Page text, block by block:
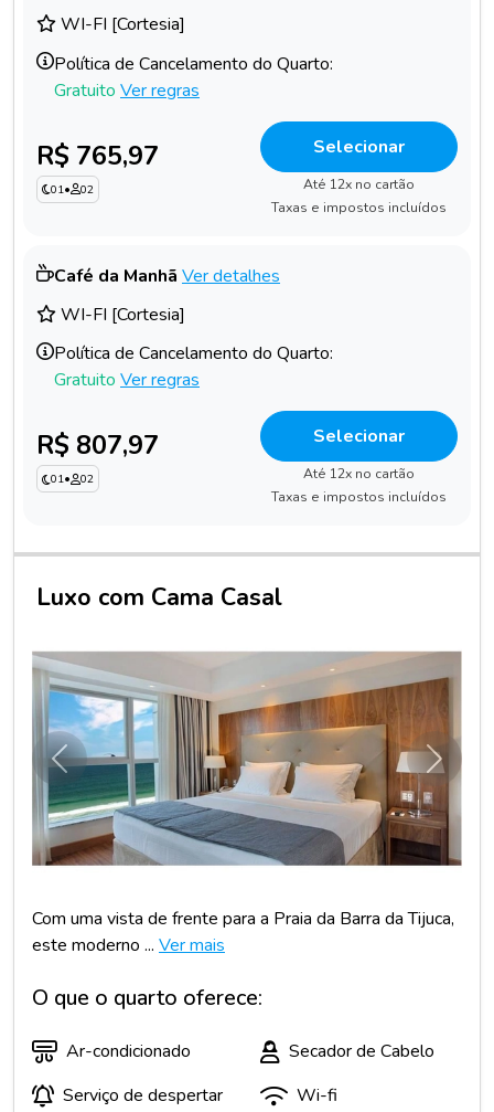
WI-FI [Cortesia]
Política de Cancelamento do Quarto:
Gratuito Ver regras
R$ 765,97
01• 02
Selecionar
Até 12x no cartão
Taxas e impostos incluídos
Café da Manhã Ver detalhes
WI-FI [Cortesia]
Política de Cancelamento do Quarto:
Gratuito Ver regras
R$ 807,97
01• 02
Selecionar
Até 12x no cartão
Taxas e impostos incluídos
Luxo com Cama Casal
Anterior
Com uma vista de frente para a Praia da Barra da Tijuca,
este moderno ... Ver mais
O que o quarto oferece:
Ar-condicionado
Secador de Cabelo
Serviço de despertar
Wi-fi